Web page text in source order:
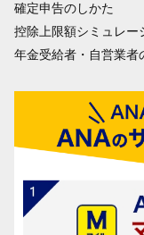
確定申告のしかた
控除上限額シミュレー
年金受給者・自営業者